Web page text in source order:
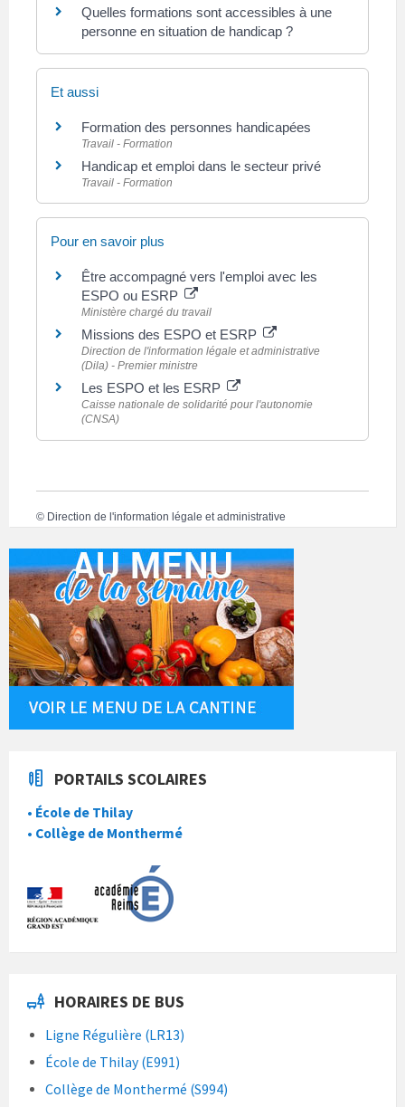
Quelles formations sont accessibles à une
personne en situation de handicap ?
Et aussi
Formation des personnes handicapées
Travail - Formation
Handicap et emploi dans le secteur privé
Travail - Formation
Pour en savoir plus
Être accompagné vers l'emploi avec les
ESPO ou ESRP
Ministère chargé du travail
Missions des ESPO et ESRP
Direction de l'information légale et administrative
(Dila) - Premier ministre
Les ESPO et les ESRP
Caisse nationale de solidarité pour l'autonomie
(CNSA)
© Direction de l'information légale et administrative
PORTAILS SCOLAIRES
• École de Thilay
• Collège de Monthermé
HORAIRES DE BUS
Ligne Régulière (LR13)
École de Thilay (E991)
Collège de Monthermé (S994)